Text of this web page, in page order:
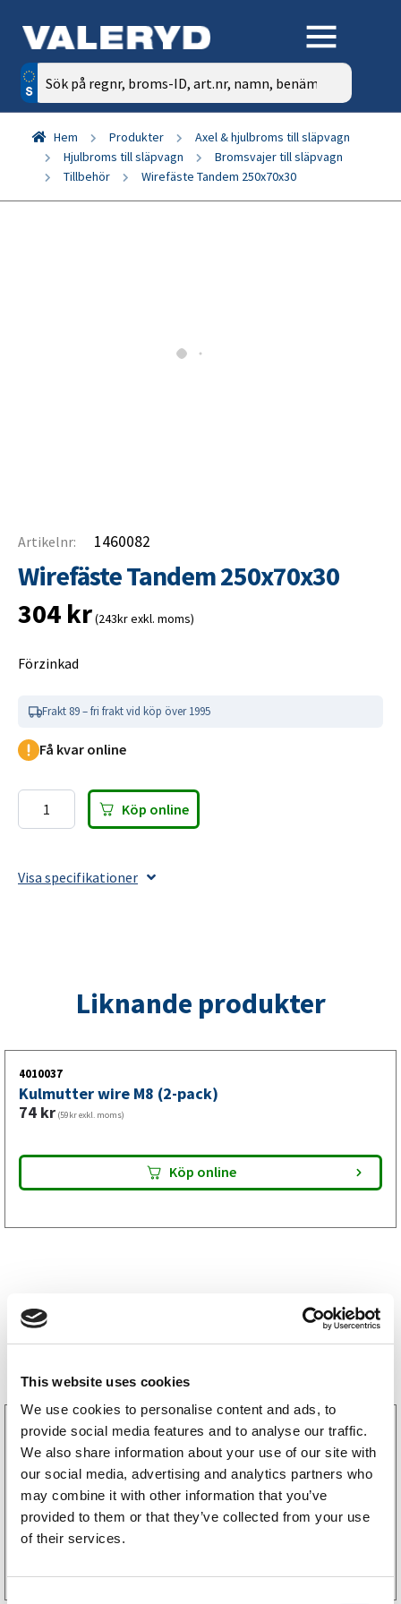
This website uses cookies
We use cookies to personalise content and ads, to
provide social media features and to analyse our traffic.
We also share information about your use of our site with
our social media, advertising and analytics partners who
may combine it with other information that you’ve
provided to them or that they’ve collected from your use
of their services.
C
Sök
efter:
Hem Produkter
Axel & hjulbroms till släpvagn
Hjulbroms till släpvagn
Bromsvajer till släpvagn
Tillbehör
Wirefäste Tandem 250x70x30
Artikelnr: 1460082
Wirefäste Tandem 250x70x30
304 kr(243kr exkl. moms)
Förzinkad
Frakt 89 – fri frakt vid köp över 1995
Få kvar online
Wirefäste
mängd
Köp online
Visa specifikationer
Liknande produkter
4010037
Kulmutter wire M8 (2-pack)
74 kr (59kr exkl. moms)
Köp online
3160052
LGF Skylt Självhäftande
238kr(190kr exkl. moms)